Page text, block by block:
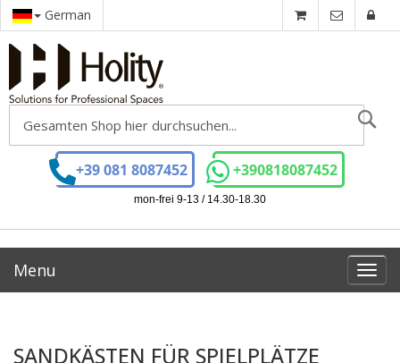
German
+39 081 8087452 +390818087452
mon-frei 9-13 / 14.30-18.30
Menu
SANDKÄSTEN FÜR SPIELPLÄTZE